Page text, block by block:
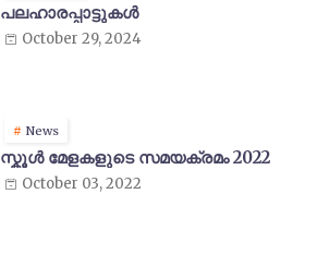
പലഹാരപ്പാട്ടുകൾ
October 29, 2024
News
സ്കൂൾ മേളകളുടെ സമയക്രമം 2022
October 03, 2022